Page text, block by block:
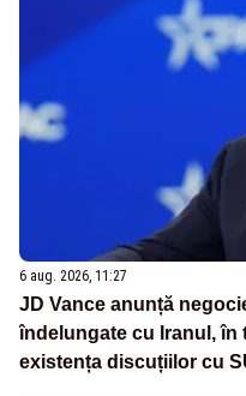
6 aug. 2026, 11:27
JD Vance anunță
îndelungate cu Iranul, în
existența discuțiilor cu